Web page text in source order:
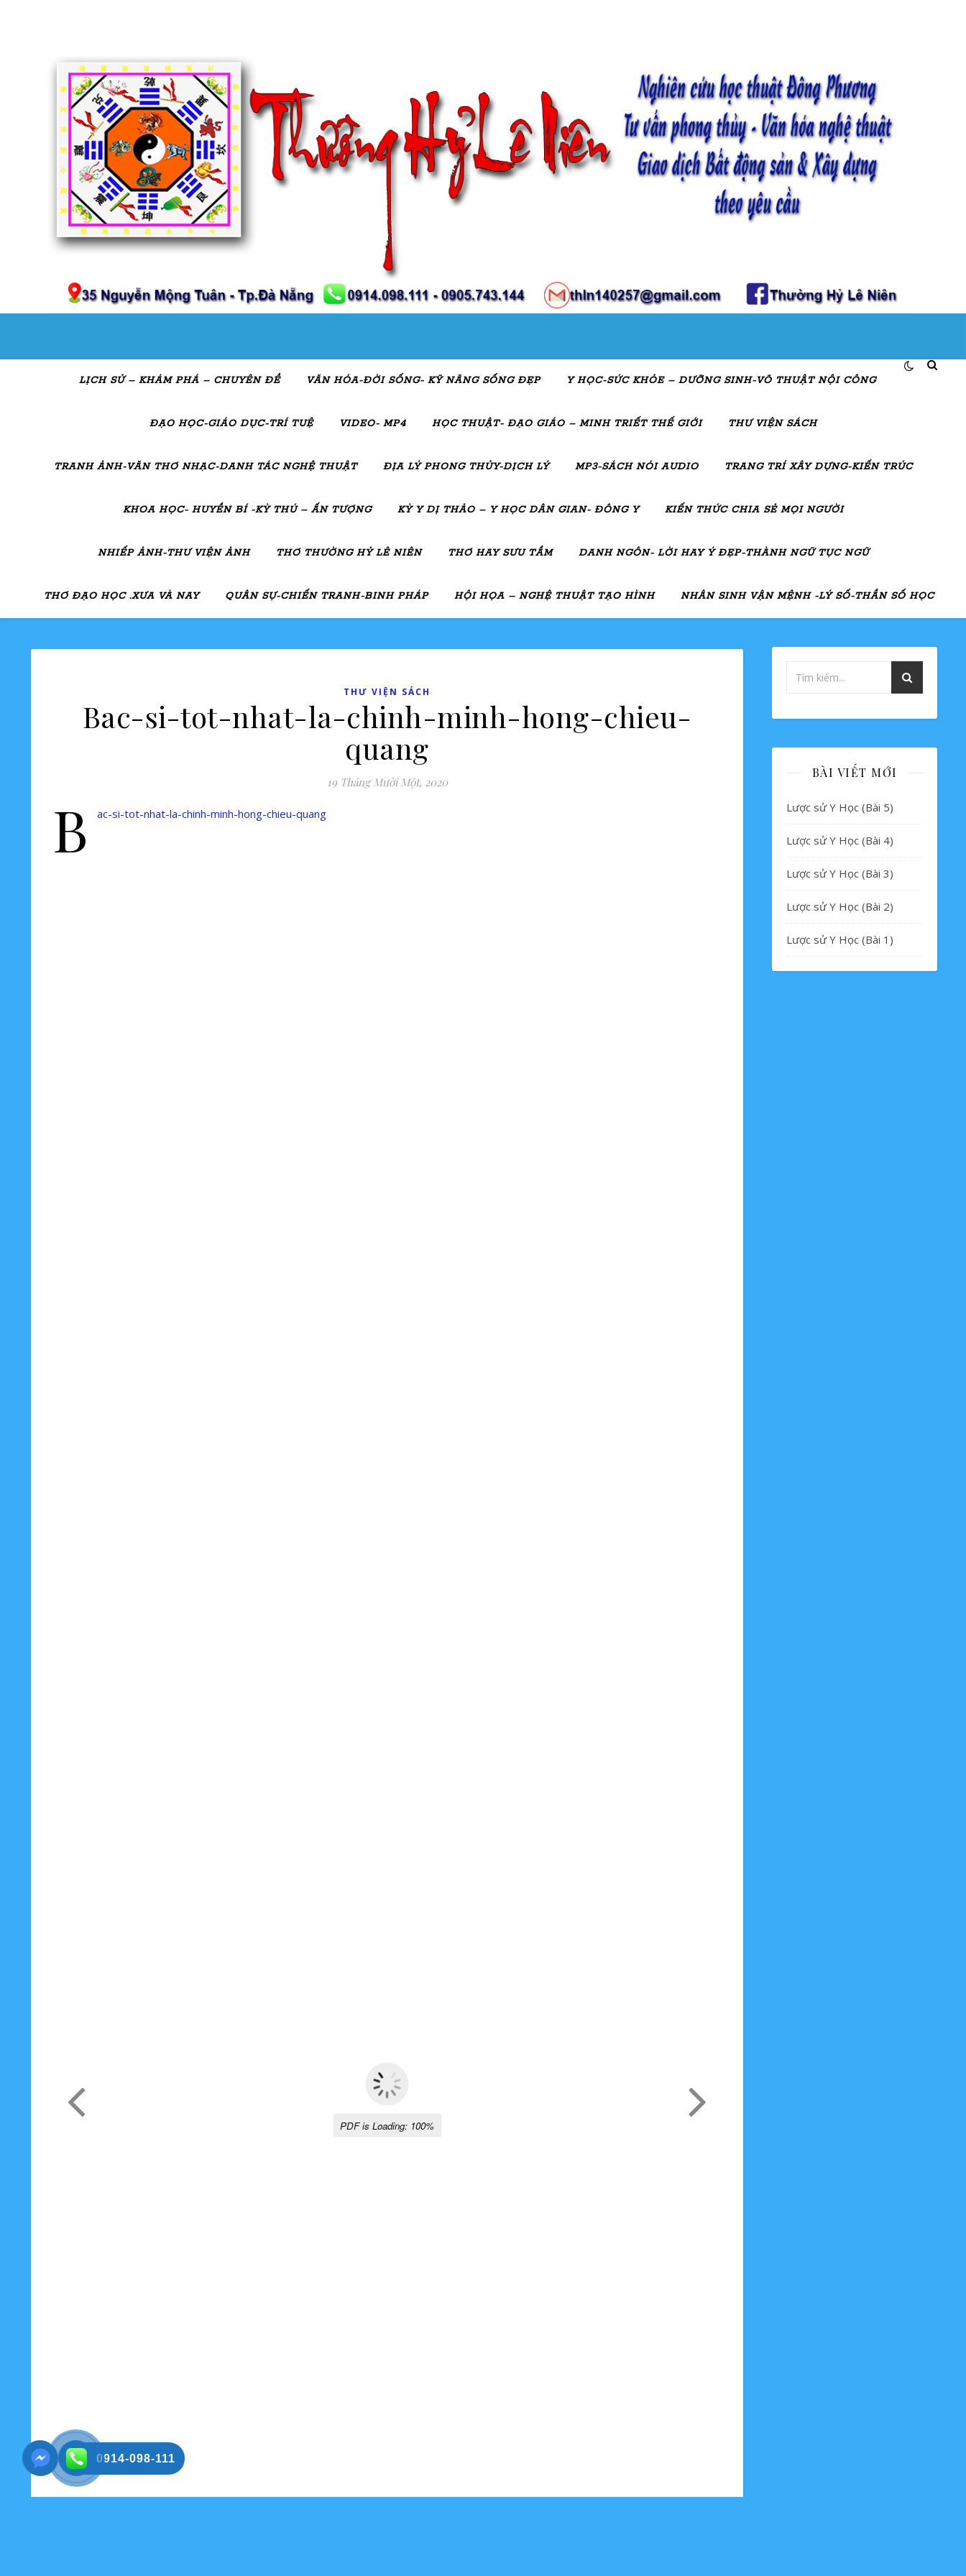
LỊCH SỬ – KHÁM PHÁ – CHUYÊN ĐỀ VĂN HÓA-ĐỜI SỐNG- KỸ NĂNG SỐNG ĐẸP Y HỌC-SỨC KHỎE – DƯỠNG SINH-VÕ THUẬT NỘI CÔNG
ĐẠO HỌC-GIÁO DỤC-TRÍ TUỆ VIDEO- MP4 HỌC THUẬT- ĐẠO GIÁO – MINH TRIẾT THẾ GIỚI THƯ VIỆN SÁCH
TRANH ẢNH-VĂN THƠ NHẠC-DANH TÁC NGHỆ THUẬT ĐỊA LÝ PHONG THỦY-DỊCH LÝ MP3-SÁCH NÓI AUDIO TRANG TRÍ XÂY DỰNG-KIẾN TRÚC
KHOA HỌC- HUYỀN BÍ -KỲ THÚ – ẤN TƯỢNG KỲ Y DỊ THẢO – Y HỌC DÂN GIAN- ĐÔNG Y KIẾN THỨC CHIA SẺ MỌI NGƯỜI
NHIẾP ẢNH-THƯ VIỆN ẢNH THƠ THƯỜNG HỶ LÊ NIÊN THƠ HAY SƯU TẦM DANH NGÔN- LỜI HAY Ý ĐẸP-THÀNH NGỮ TỤC NGỮ
THƠ ĐẠO HỌC .XƯA VÀ NAY QUÂN SỰ-CHIẾN TRANH-BINH PHÁP HỘI HỌA – NGHỆ THUẬT TẠO HÌNH NHÂN SINH VẬN MỆNH -LÝ SỐ-THẦN SỐ HỌC
THƯ VIỆN SÁCH
Bac-si-tot-nhat-la-chinh-minh-hong-chieu-
quang
19 Tháng Mười Một, 2020
B ac-si-tot-nhat-la-chinh-minh-hong-chieu-quang
BÀI VIẾT MỚI
Lược sử Y Học (Bài 5)
Lược sử Y Học (Bài 4)
Lược sử Y Học (Bài 3)
Lược sử Y Học (Bài 2)
Lược sử Y Học (Bài 1)
0914-098-111